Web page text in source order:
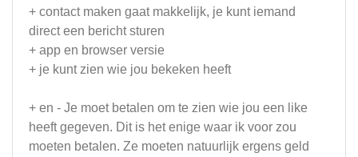
+ contact maken gaat makkelijk, je kunt iemand
direct een bericht sturen
+ app en browser versie
+ je kunt zien wie jou bekeken heeft
+ en - Je moet betalen om te zien wie jou een like
heeft gegeven. Dit is het enige waar ik voor zou
moeten betalen. Ze moeten natuurlijk ergens geld